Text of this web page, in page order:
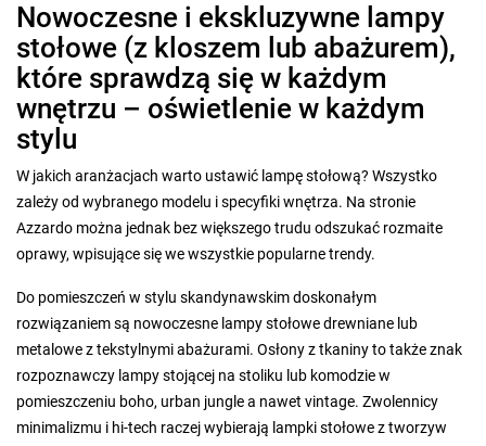
Nowoczesne i ekskluzywne lampy
stołowe (z kloszem lub abażurem),
które sprawdzą się w każdym
wnętrzu – oświetlenie w każdym
stylu
W jakich aranżacjach warto ustawić lampę stołową? Wszystko
zależy od wybranego modelu i specyfiki wnętrza. Na stronie
Azzardo można jednak bez większego trudu odszukać rozmaite
oprawy, wpisujące się we wszystkie popularne trendy.
Do pomieszczeń w stylu skandynawskim doskonałym
rozwiązaniem są nowoczesne lampy stołowe drewniane lub
metalowe z tekstylnymi abażurami. Osłony z tkaniny to także znak
rozpoznawczy lampy stojącej na stoliku lub komodzie w
pomieszczeniu boho, urban jungle a nawet vintage. Zwolennicy
minimalizmu i hi-tech raczej wybierają lampki stołowe z tworzyw